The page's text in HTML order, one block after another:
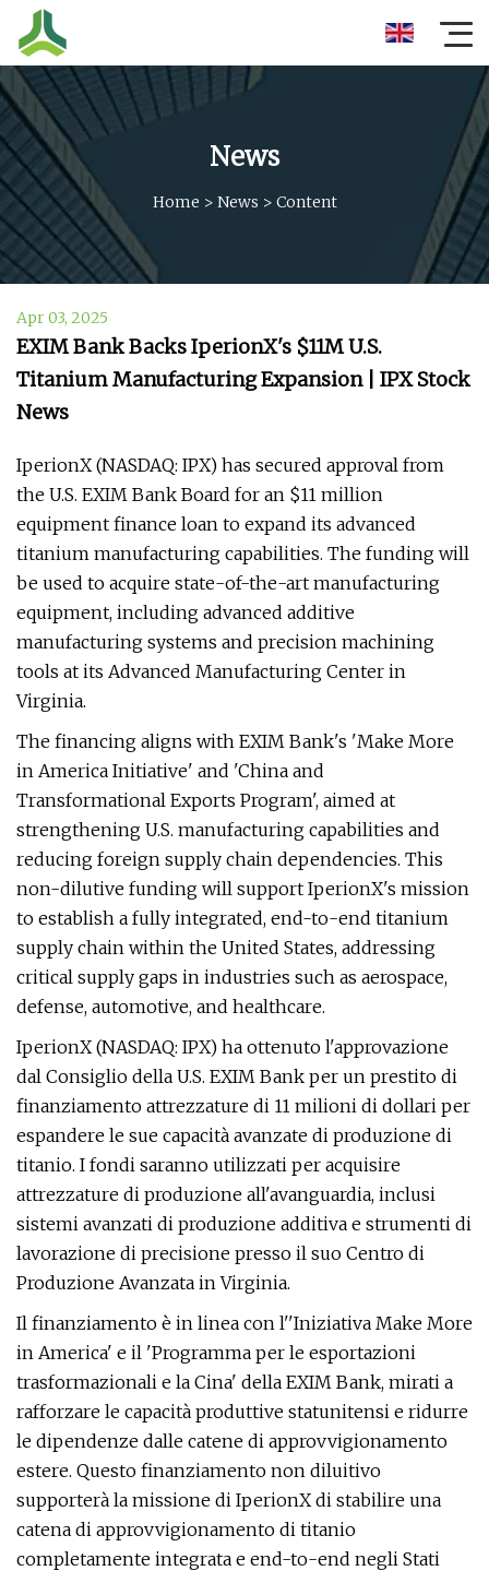
News
Home > News > Content
Apr 03, 2025
EXIM Bank Backs IperionX's $11M U.S.
Titanium Manufacturing Expansion | IPX Stock
News
IperionX (NASDAQ: IPX) has secured approval from
the U.S. EXIM Bank Board for an $11 million
equipment finance loan to expand its advanced
titanium manufacturing capabilities. The funding will
be used to acquire state-of-the-art manufacturing
equipment, including advanced additive
manufacturing systems and precision machining
tools at its Advanced Manufacturing Center in
Virginia.
The financing aligns with EXIM Bank's 'Make More
in America Initiative' and 'China and
Transformational Exports Program', aimed at
strengthening U.S. manufacturing capabilities and
reducing foreign supply chain dependencies. This
non-dilutive funding will support IperionX's mission
to establish a fully integrated, end-to-end titanium
supply chain within the United States, addressing
critical supply gaps in industries such as aerospace,
defense, automotive, and healthcare.
IperionX (NASDAQ: IPX) ha ottenuto l'approvazione
dal Consiglio della U.S. EXIM Bank per un prestito di
finanziamento attrezzature di 11 milioni di dollari per
espandere le sue capacità avanzate di produzione di
titanio. I fondi saranno utilizzati per acquisire
attrezzature di produzione all'avanguardia, inclusi
sistemi avanzati di produzione additiva e strumenti di
lavorazione di precisione presso il suo Centro di
Produzione Avanzata in Virginia.
Il finanziamento è in linea con l''Iniziativa Make More
in America' e il 'Programma per le esportazioni
trasformazionali e la Cina' della EXIM Bank, mirati a
rafforzare le capacità produttive statunitensi e ridurre
le dipendenze dalle catene di approvvigionamento
estere. Questo finanziamento non diluitivo
supporterà la missione di IperionX di stabilire una
catena di approvvigionamento di titanio
completamente integrata e end-to-end negli Stati